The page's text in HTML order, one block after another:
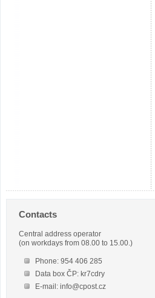
Contacts
Central address operator
(on workdays from 08.00 to 15.00.)
Phone: 954 406 285
Data box ČP: kr7cdry
E-mail: info@cpost.cz